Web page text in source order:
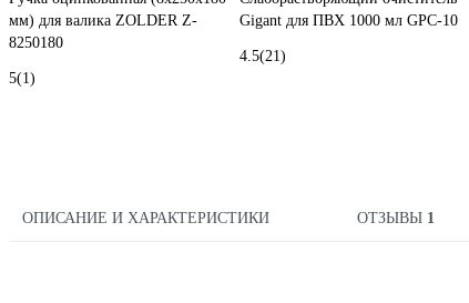
мм) для валика ZOLDER Z-
8250180
5(1)
Gigant для ПВХ 1000 мл GPC-10
4.5(21)
ОПИСАНИЕ И ХАРАКТЕРИСТИКИ ОТЗЫВЫ 1